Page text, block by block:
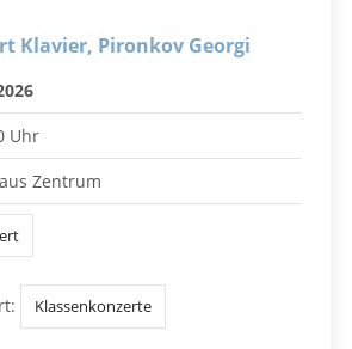
Klavier, Pironkov Georgi
Uhr
Zentrum
Klassenkonzerte